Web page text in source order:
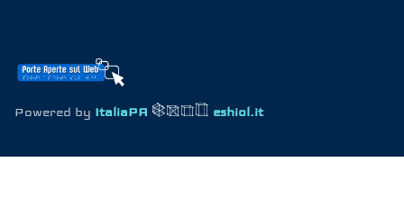
Powered by ItaliaPA eshiol.it